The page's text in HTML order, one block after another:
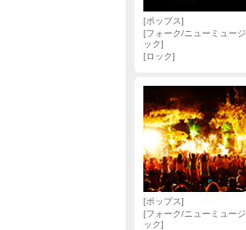
ポップス
フォーク/ニューミュージ
ック
ロック
ポップス
フォーク/ニューミュージ
ック